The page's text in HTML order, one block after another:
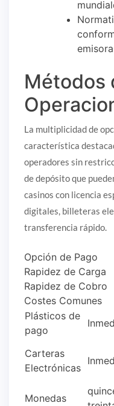
Métodos
La multiplicidad de
característica
operadores sin
de depósito que
casinos con licencia
digitales, billeteras
transferencia rápido.
Opción de Pago
Rapidez de Carga
Rapidez de Cobro
Costes Comunes
Plásticos de
pago
Carteras
Electrónicas
Monedas